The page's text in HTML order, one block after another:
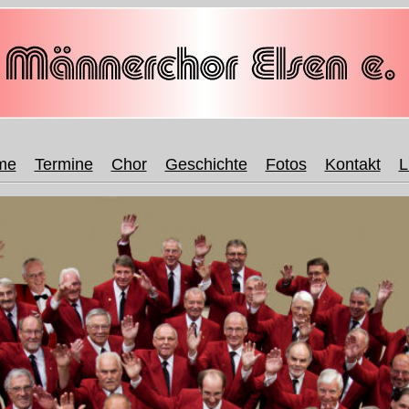
Termine Chor Geschichte Fotos Kontakt